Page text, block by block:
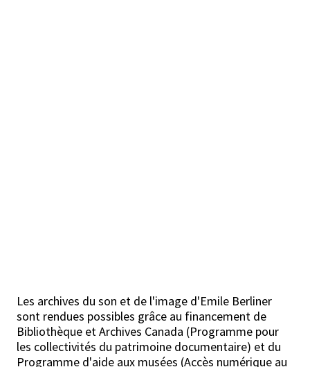
Les archives du son et de l'image d'Emile Berliner
sont rendues possibles grâce au financement de
Bibliothèque et Archives Canada (Programme pour
les collectivités du patrimoine documentaire) et du
Programme d'aide aux musées (Accès numérique au